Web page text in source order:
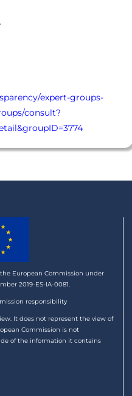
expert-groups-
consult?
European Commission under
2019-ES-IA-0081.
responsibility
It does not represent the view of
Commission is not
of the information it contains